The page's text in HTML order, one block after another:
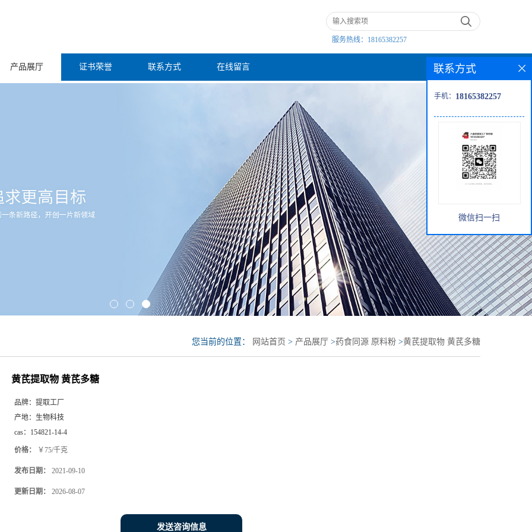
服务热线： 18165382257
产品展厅 证书荣誉 联系方式 在线留言
您当前的位置： 网站首页 > 产品展厅 >药食同源 原料粉 >黄芪提取物 黄芪多糖
黄芪提取物 黄芪多糖
品牌： 提取工厂
产地： 生物科技
cas： 154821-14-4
价格： ￥75/千克
发布日期： 2021-09-10
更新日期： 2026-08-07
发送咨询信息
联系方式
手机： 18165382257
微信扫一扫